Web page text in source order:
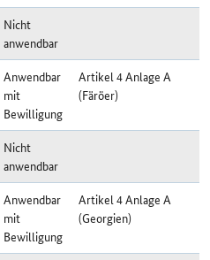
Nicht
anwendbar
Anwendbar
mit
Bewilligung
Artikel 4 Anlage A
(Färöer)
Nicht
anwendbar
Anwendbar
mit
Bewilligung
Artikel 4 Anlage A
(Georgien)